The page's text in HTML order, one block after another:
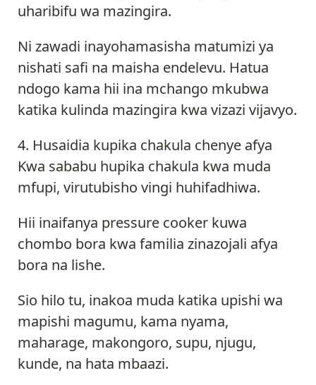
uharibifu wa mazingira.
Ni zawadi inayohamasisha matumizi ya
nishati safi na maisha endelevu. Hatua
ndogo kama hii ina mchango mkubwa
katika kulinda mazingira kwa vizazi vijavyo.
Husaidia kupika chakula chenye afya
Kwa sababu hupika chakula kwa muda
mfupi, virutubisho vingi huhifadhiwa.
Hii inaifanya pressure cooker kuwa
chombo bora kwa familia zinazojali afya
bora na lishe.
Sio hilo tu, inakoa muda katika upishi wa
mapishi magumu, kama nyama,
maharage, makongoro, supu, njugu,
kunde, na hata mbaazi.